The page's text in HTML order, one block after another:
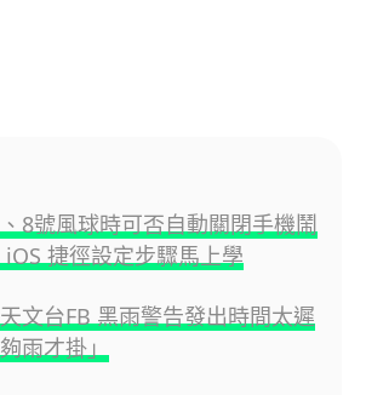
8號風球時可否自動關閉手機鬧
捷徑設定步驟馬上學
文台FB 黑雨警告發出時間太遲
雨才掛」